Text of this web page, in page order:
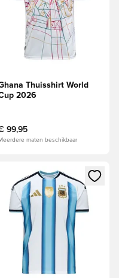
Thuisshirt World
2026
99,95
maten beschikbaar
of je aan te melden als
een venster om in te